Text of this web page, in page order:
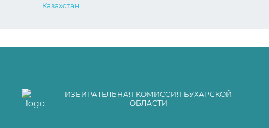
Казахстан
ИЗБИРАТЕЛЬНАЯ КОМИССИЯ БУХАРСКОЙ
ОБЛАСТИ